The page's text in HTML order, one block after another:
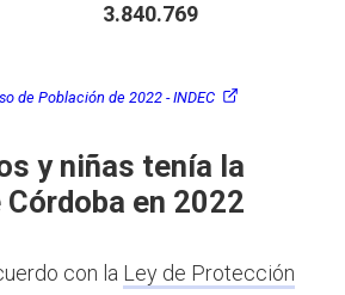
3.840.769
de Población de 2022 - INDEC
y niñas tenía la
en 2022
con la Ley de Protección